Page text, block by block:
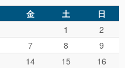
金 土 日
1
2
7 8
9
14 15
16